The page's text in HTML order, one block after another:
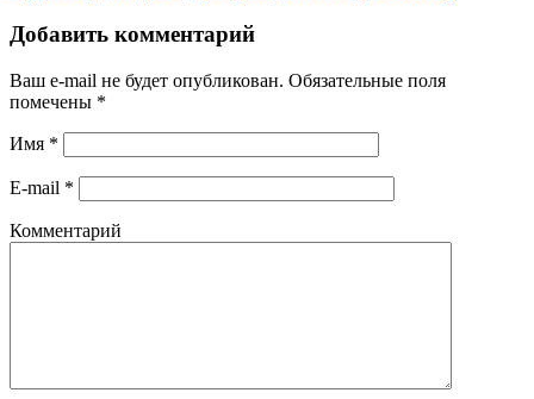
Добавить комментарий
Ваш e-mail не будет опубликован. Обязательные поля
помечены *
Имя *
E-mail *
Комментарий